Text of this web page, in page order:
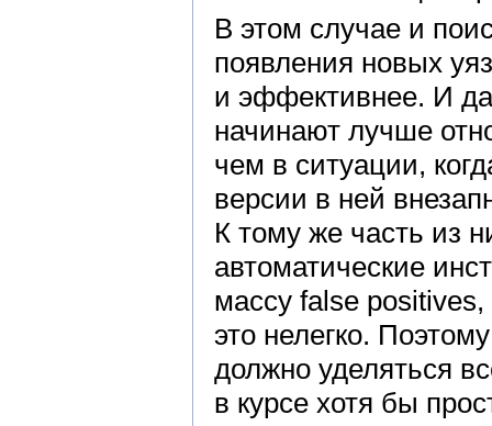
В этом случае и
появления новых
и эффективнее. И
начинают лучше
чем в ситуации,
версии в ней
К тому же часть из
автоматические
массу false
это нелегко.
должно уделяться
в курсе хотя бы